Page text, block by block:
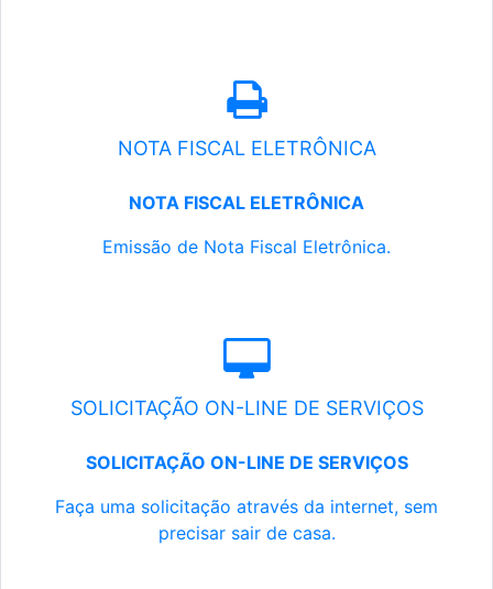
NOTA FISCAL ELETRÔNICA
NOTA FISCAL ELETRÔNICA
Emissão de Nota Fiscal Eletrônica.
SOLICITAÇÃO ON-LINE DE SERVIÇOS
SOLICITAÇÃO ON-LINE DE SERVIÇOS
Faça uma solicitação através da internet, sem
precisar sair de casa.